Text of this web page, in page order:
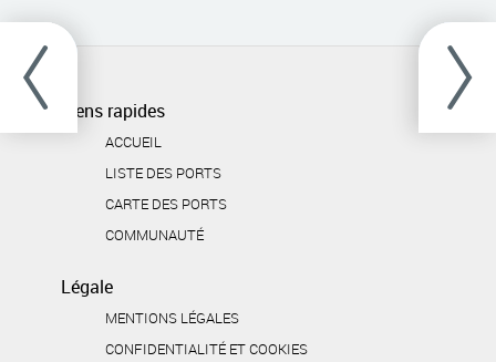
Liens rapides
ACCUEIL
LISTE DES PORTS
CARTE DES PORTS
COMMUNAUTÉ
Légale
MENTIONS LÉGALES
CONFIDENTIALITÉ ET COOKIES